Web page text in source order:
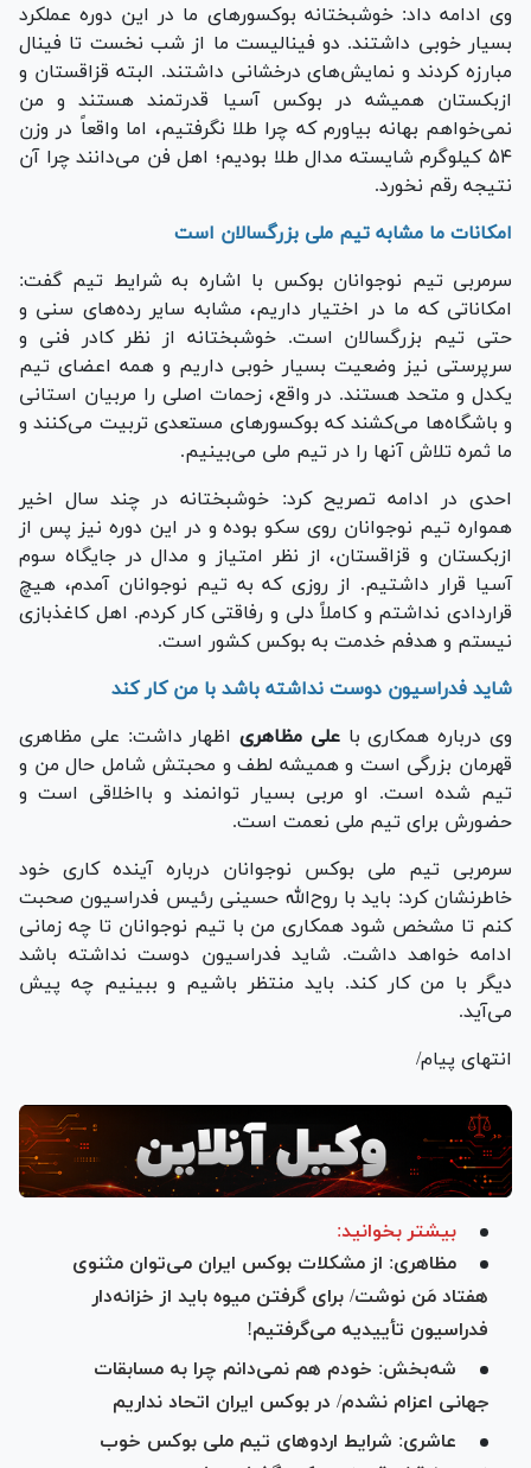
وی ادامه داد: خوشبختانه بوکسور‌های ما در این دوره عملکرد
بسیار خوبی داشتند. دو فینالیست ما از شب نخست تا فینال
مبارزه کردند و نمایش‌های درخشانی داشتند. البته قزاقستان و
ازبکستان همیشه در بوکس آسیا قدرتمند هستند و من
نمی‌خواهم بهانه بیاورم که چرا طلا نگرفتیم، اما واقعاً در وزن
۵۴ کیلوگرم شایسته مدال طلا بودیم؛ اهل فن می‌دانند چرا آن
نتیجه رقم نخورد.
امکانات ما مشابه تیم ملی بزرگسالان است
سرمربی تیم نوجوانان بوکس با اشاره به شرایط تیم گفت:
امکاناتی که ما در اختیار داریم، مشابه سایر رده‌های سنی و
حتی تیم بزرگسالان است. خوشبختانه از نظر کادر فنی و
سرپرستی نیز وضعیت بسیار خوبی داریم و همه اعضای تیم
یکدل و متحد هستند. در واقع، زحمات اصلی را مربیان استانی
و باشگاه‌ها می‌کشند که بوکسور‌های مستعدی تربیت می‌کنند و
ما ثمره تلاش آنها را در تیم ملی می‌بینیم.
احدی در ادامه تصریح کرد: خوشبختانه در چند سال اخیر
همواره تیم نوجوانان روی سکو بوده و در این دوره نیز پس از
ازبکستان و قزاقستان، از نظر امتیاز و مدال در جایگاه سوم
آسیا قرار داشتیم. از روزی که به تیم نوجوانان آمدم، هیچ
قراردادی نداشتم و کاملاً دلی و رفاقتی کار کردم. اهل کاغذبازی
نیستم و هدفم خدمت به بوکس کشور است.
شاید فدراسیون دوست نداشته باشد با من کار کند
وی درباره همکاری باعلی مظاهریاظهار داشت: علی مظاهری
قهرمان بزرگی است و همیشه لطف و محبتش شامل حال من و
تیم شده است. او مربی بسیار توانمند و بااخلاقی است و
حضورش برای تیم ملی نعمت است.
سرمربی تیم ملی بوکس نوجوانان درباره آینده کاری خود
خاطرنشان کرد: باید با روح‌الله حسینی رئیس فدراسیون صحبت
کنم تا مشخص شود همکاری من با تیم نوجوانان تا چه زمانی
ادامه خواهد داشت. شاید فدراسیون دوست نداشته باشد
دیگر با من کار کند. باید منتظر باشیم و ببینیم چه پیش
می‌آید.
انتهای پیام/
بیشتر بخوانید:
مظاهری: از مشکلات بوکس ایران می‌توان مثنوی
هفتاد مَن نوشت/ برای گرفتن میوه باید از خزانه‌دار
فدراسیون تأییدیه می‌گرفتیم!
شه‌بخش: خودم هم نمی‌د‌انم چرا به مسابقات
جهانی اعزام نشدم/ در بوکس ایران اتحاد نداریم
عاشری: شرایط اردو‌های تیم ملی بوکس خوب